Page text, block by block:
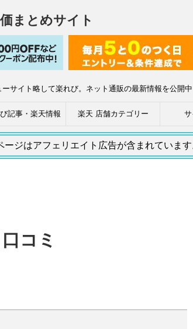
まとめサイト
サイト略して楽れび。ネット通販の最新情報を公開中
記事・楽天情報 楽天 店舗カテゴリー
ージはアフェリエイト広告が含まれています
コミ